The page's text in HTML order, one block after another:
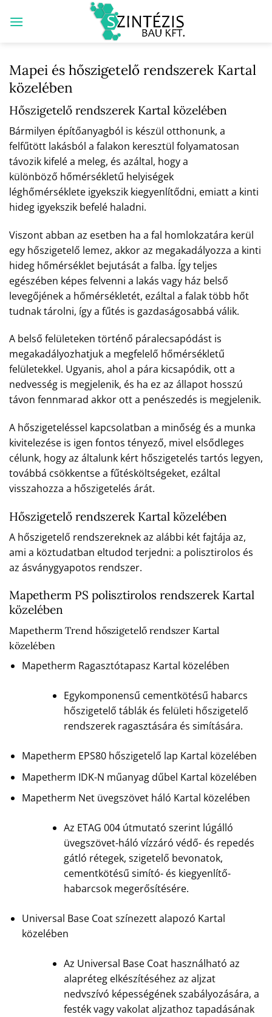
Mapei és hőszigetelő rendszerek Kartal
közelében
Hőszigetelő rendszerek Kartal közelében
Bármilyen építőanyagból is készül otthonunk, a
felfűtött lakásból a falakon keresztül folyamatosan
távozik kifelé a meleg, és azáltal, hogy a
különböző hőmérsékletű helyiségek
léghőmérséklete igyekszik kiegyenlítődni, emiatt a kinti
hideg igyekszik befelé haladni.
Viszont abban az esetben ha a fal homlokzatára kerül
egy hőszigetelő lemez, akkor az megakadályozza a kinti
hideg hőmérséklet bejutását a falba. Így teljes
egészében képes felvenni a lakás vagy ház belső
levegőjének a hőmérsékletét, ezáltal a falak több hőt
tudnak tárolni, így a fűtés is gazdaságosabbá válik.
A belső felületeken történő páralecsapódást is
megakadályozhatjuk a megfelelő hőmérsékletű
felületekkel. Ugyanis, ahol a pára kicsapódik, ott a
nedvesség is megjelenik, és ha ez az állapot hosszú
távon fennmarad akkor ott a penészedés is megjelenik.
A hőszigeteléssel kapcsolatban a minőség és a munka
kivitelezése is igen fontos tényező, mivel elsődleges
célunk, hogy az általunk kért hőszigetelés tartós legyen,
továbbá csökkentse a fűtésköltségeket, ezáltal
visszahozza a hőszigetelés árát.
Hőszigetelő rendszerek Kartal közelében
A hőszigetelő rendszereknek az alábbi két fajtája az,
ami a köztudatban eltudod terjedni: a polisztirolos és
az ásványgyapotos rendszer.
Mapetherm PS polisztirolos rendszerek Kartal
közelében
Mapetherm Trend hőszigetelő rendszer Kartal
közelében
Mapetherm Ragasztótapasz Kartal közelében
Egykomponensű cementkötésű habarcs
hőszigetelő táblák és felületi hőszigetelő
rendszerek ragasztására és simítására.
Mapetherm EPS80 hőszigetelő lap Kartal közelében
Mapetherm IDK-N műanyag dűbel Kartal közelében
Mapetherm Net üvegszövet háló Kartal közelében
Az ETAG 004 útmutató szerint lúgálló
üvegszövet-háló vízzáró védő- és repedés
gátló rétegek, szigetelő bevonatok,
cementkötésű simító- és kiegyenlítő-
habarcsok megerősítésére.
Universal Base Coat színezett alapozó Kartal
közelében
Az Universal Base Coat használható az
alapréteg elkészítéséhez az aljzat
nedvszívó képességének szabályozására, a
festék vagy vakolat aljzathoz tapadásának